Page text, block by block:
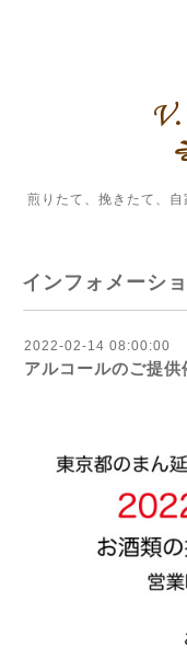
煎りたて、挽きたて、
インフォメーシ
2022-02-14 08:00:00
アルコールのご提供